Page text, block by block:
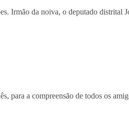
Irmão da noiva, o deputado
para a compreensão de todos os